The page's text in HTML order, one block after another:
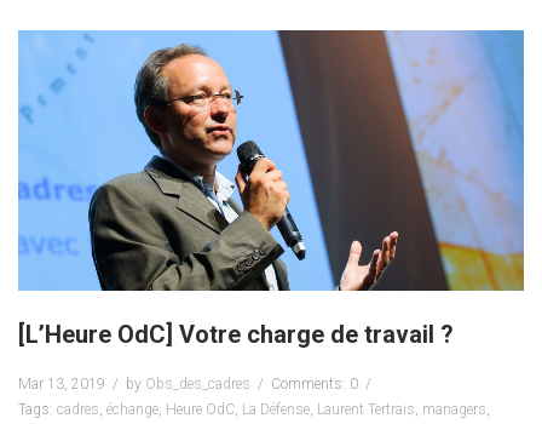
[L’Heure OdC] Votre charge de travail ?
Mar 13, 2019 by Obs_des_cadres
Comments: 0
Tags: cadres échange Heure OdC La Défense Laurent Tertrais managers